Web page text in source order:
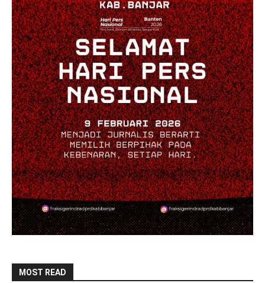
MOST READ